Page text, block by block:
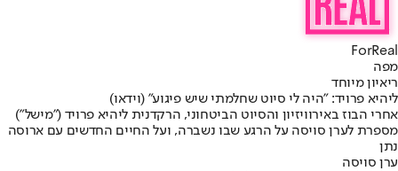
ForReal
מפה
ריאיון מיוחד
ליהיא פרויד: "היה לי סיוט שחלמתי שיש פיגוע" (וידאו)
אחרי הבוז באירוויזיון והסיוט הביטחוני, הרקדנית ליהיא פרויד ("מישל")
מספרת לערן סויסה על הרגע שבו נשברה, ועל החיים החדשים עם ארוסה
נתן
ערן סויסה